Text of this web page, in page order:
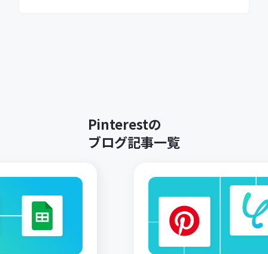
Pinterestの
ブログ記事一覧